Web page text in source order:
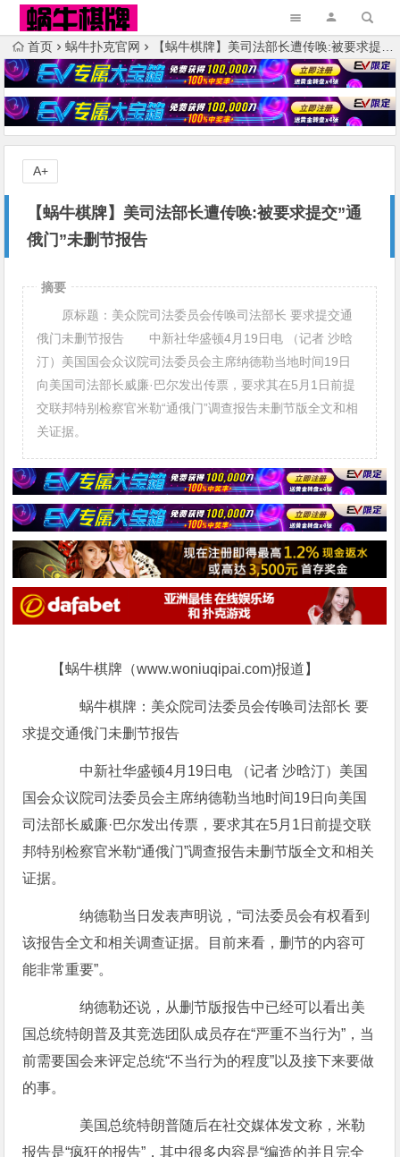
首页 蜗牛扑克官网 【蜗牛棋牌】美司法部长遭传唤:被要求提交”通俄门”未删节报告
【蜗牛棋牌】美司法部长遭传唤:被要求提交”通
俄门”未删节报告
A+
摘要
原标题：美众院司法委员会传唤司法部长 要求提交通
俄门未删节报告 中新社华盛顿4月19日电 （记者 沙晗
汀）美国国会众议院司法委员会主席纳德勒当地时间19日
向美国司法部长威廉·巴尔发出传票，要求其在5月1日前提
交联邦特别检察官米勒“通俄门”调查报告未删节版全文和相
关证据。
【蜗牛棋牌（www.woniuqipai.com)报道】
蜗牛棋牌：美众院司法委员会传唤司法部长 要
求提交通俄门未删节报告
中新社华盛顿4月19日电 （记者 沙晗汀）美国
国会众议院司法委员会主席纳德勒当地时间19日向美国
司法部长威廉·巴尔发出传票，要求其在5月1日前提交联
邦特别检察官米勒“通俄门”调查报告未删节版全文和相关
证据。
纳德勒当日发表声明说，“司法委员会有权看到
该报告全文和相关调查证据。目前来看，删节的内容可
能非常重要”。
纳德勒还说，从删节版报告中已经可以看出美
国总统特朗普及其竞选团队成员存在“严重不当行为”，当
前需要国会来评定总统“不当行为的程度”以及接下来要做
的事。
美国总统特朗普随后在社交媒体发文称，米勒
报告是“疯狂的报告”，其中很多内容是“编造的并且完全